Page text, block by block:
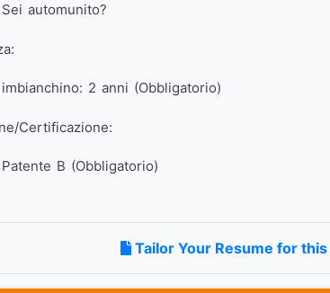
Sei automunito?
imbianchino: 2 anni (Obbligatorio)
Certificazione:
Patente B (Obbligatorio)
Tailor Your Resume for